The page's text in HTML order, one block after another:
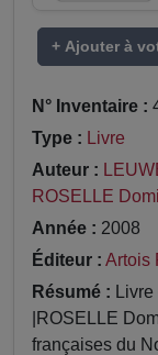
+ Ajouter à
N° Inventaire :
Type : Livre
Auteur :
ROSELLE
Année : 2008
Éditeur : Artois
Résumé :
|ROSELLE
françaises du